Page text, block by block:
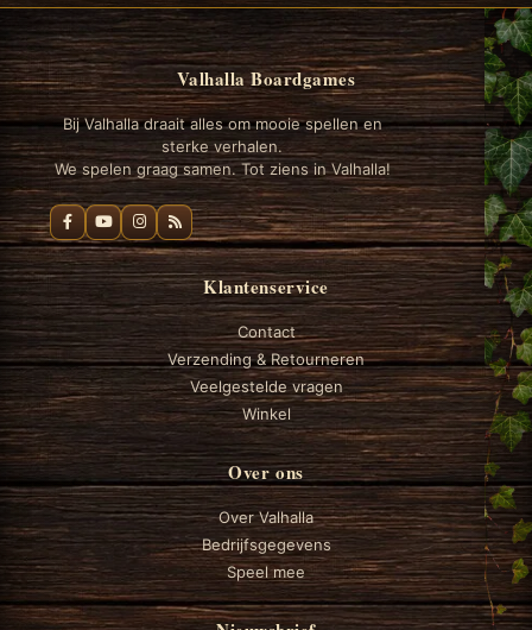
Valhalla Boardgames
Bij Valhalla draait alles om mooie spellen en
sterke verhalen.
We spelen graag samen. Tot ziens in Valhalla!
Klantenservice
Contact
Verzending & Retourneren
Veelgestelde vragen
Winkel
Over ons
Over Valhalla
Bedrijfsgegevens
Speel mee